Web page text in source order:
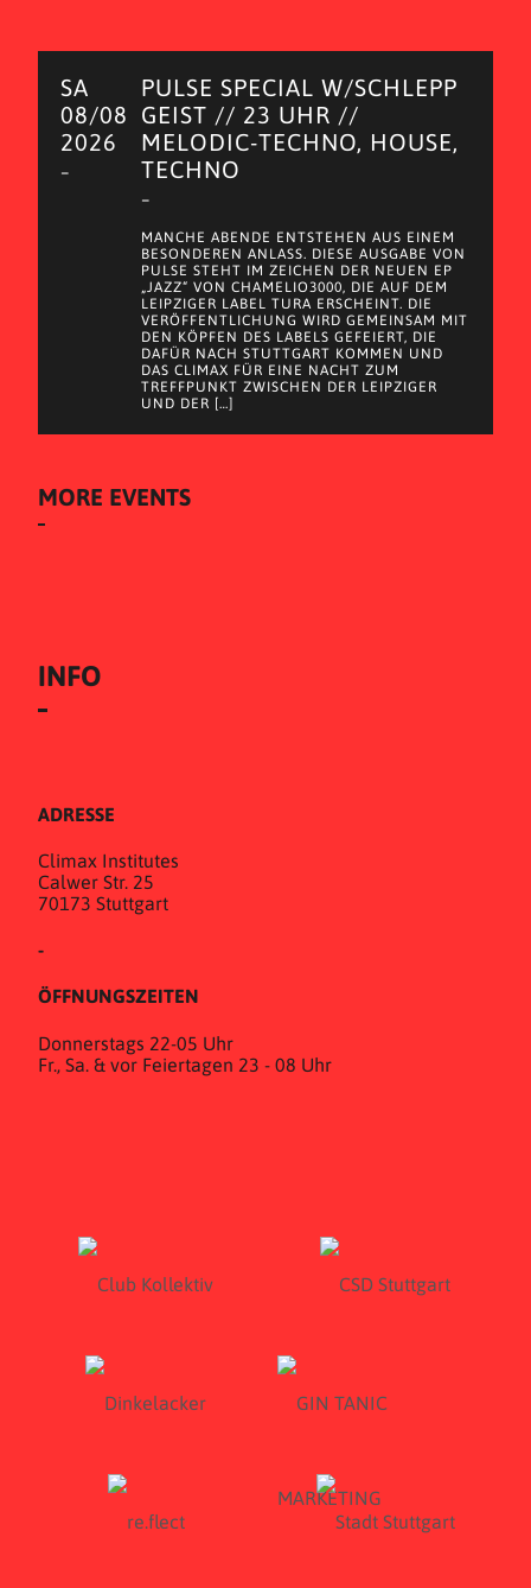
SA
08/08
2026
–
PULSE SPECIAL W/SCHLEPP
GEIST // 23 UHR //
MELODIC-TECHNO, HOUSE,
TECHNO
–
MANCHE ABENDE ENTSTEHEN AUS EINEM
BESONDEREN ANLASS. DIESE AUSGABE VON
PULSE STEHT IM ZEICHEN DER NEUEN EP
„JAZZ“ VON CHAMELIO3000, DIE AUF DEM
LEIPZIGER LABEL TURA ERSCHEINT. DIE
VERÖFFENTLICHUNG WIRD GEMEINSAM MIT
DEN KÖPFEN DES LABELS GEFEIERT, DIE
DAFÜR NACH STUTTGART KOMMEN UND
DAS CLIMAX FÜR EINE NACHT ZUM
TREFFPUNKT ZWISCHEN DER LEIPZIGER
UND DER […]
MORE EVENTS
INFO
ADRESSE
Climax Institutes
Calwer Str. 25
70173 Stuttgart
-
ÖFFNUNGSZEITEN
Donnerstags 22-05 Uhr
Fr., Sa. & vor Feiertagen 23 - 08 Uhr